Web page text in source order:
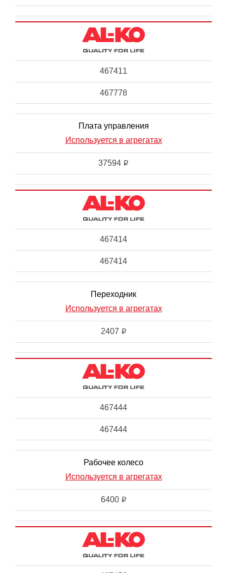
467411
467778
Плата управления
Используется в агрегатах
37594 i
467414
467414
Переходник
Используется в агрегатах
2407 i
467444
467444
Рабочее колесо
Используется в агрегатах
6400 i